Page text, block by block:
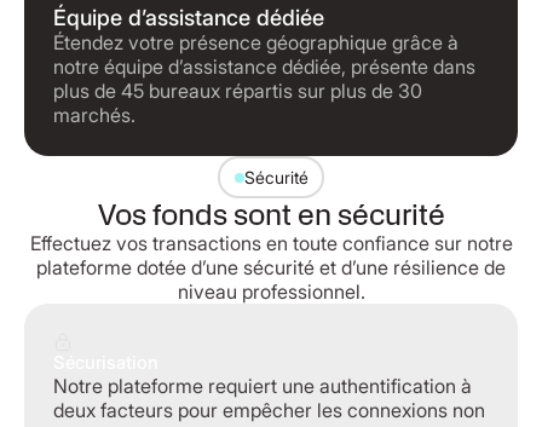
Équipe d’assistance dédiée
Étendez votre présence géographique grâce à
notre équipe d’assistance dédiée, présente dans
plus de 45 bureaux répartis sur plus de 30
marchés.
Sécurité
Vos fonds sont en sécurité
Effectuez vos transactions en toute confiance sur notre
plateforme dotée d’une sécurité et d’une résilience de
niveau professionnel.
Notre plateforme requiert une authentification à
deux facteurs pour empêcher les connexions non